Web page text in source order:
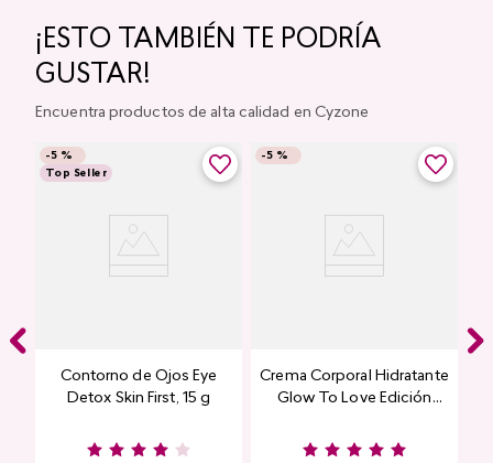
¡ESTO TAMBIÉN TE PODRÍA
GUSTAR!
Encuentra productos de alta calidad en Cyzone
-5 %
Top Seller
Contorno de Ojos Eye
Detox Skin First, 15 g
-5 %
Crema Corporal Hidratante
Glow To Love Edición